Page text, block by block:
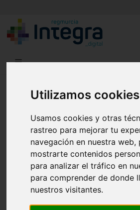
Utilizamos cookies
Usamos cookies y otras
rastreo para mejorar tu
navegación en nuestra web,
mostrarte contenidos
para analizar el tráfico en
para comprender de donde
nuestros visitantes.
Fondos documentales |Colecciones
Hemeroteca|Cine doméstico